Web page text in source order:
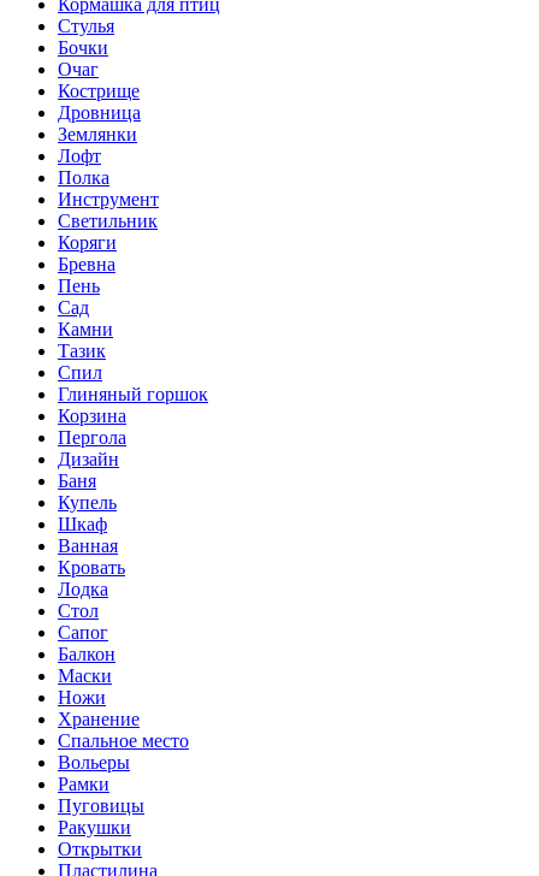
Стулья
Бочки
Очаг
Кострище
Дровница
Землянки
Лофт
Полка
Инструмент
Светильник
Коряги
Бревна
Пень
Сад
Камни
Тазик
Спил
Глиняный горшок
Корзина
Пергола
Дизайн
Баня
Купель
Шкаф
Ванная
Кровать
Лодка
Стол
Сапог
Балкон
Маски
Ножи
Хранение
Спальное место
Вольеры
Рамки
Пуговицы
Ракушки
Открытки
Пластилина